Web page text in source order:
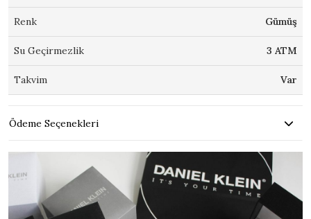
Renk Gümüş
Su Geçirmezlik 3 ATM
Takvim Var
Ödeme Seçenekleri